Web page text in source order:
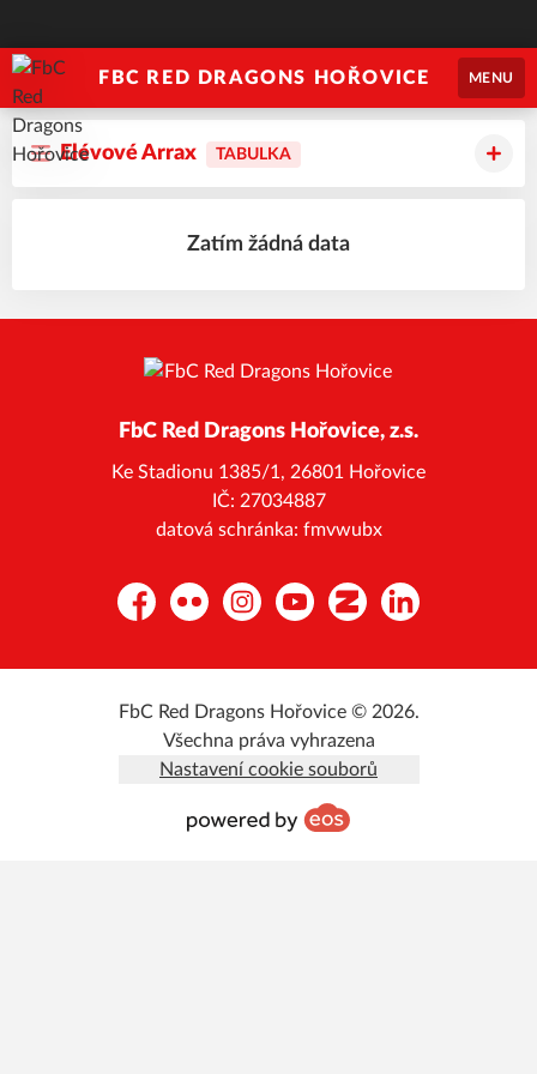
FBC RED DRAGONS HOŘOVICE MENU
Elévové Arrax TABULKA
Zatím žádná data
FbC Red Dragons Hořovice, z.s.
Ke Stadionu 1385/1, 26801 Hořovice
IČ: 27034887
datová schránka: fmvwubx
FacebookFlickr InstagramYouTubeZoneramaLinkedIn
FbC Red Dragons Hořovice © 2026.
Všechna práva vyhrazena
Nastavení cookie souborů